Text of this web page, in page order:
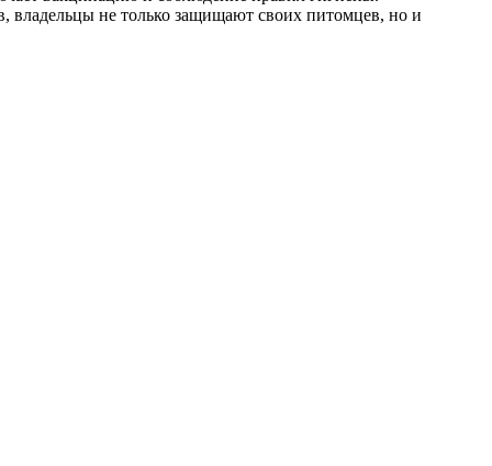
владельцы не только защищают своих питомцев, но и